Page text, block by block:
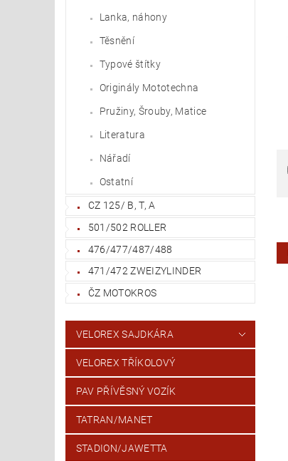
Lanka, náhony
Těsnění
Typové štítky
Originály Mototechna
Pružiny, Šrouby, Matice
Literatura
Nářadí
Ostatní
CZ 125/ B, T, A
501/502 ROLLER
476/477/487/488
471/472 ZWEIZYLINDER
ČZ MOTOKROS
VELOREX SAJDKÁRA
VELOREX TŘÍKOLOVÝ
PAV PŘÍVĚSNÝ VOZÍK
TATRAN/MANET
STADION/JAWETTA